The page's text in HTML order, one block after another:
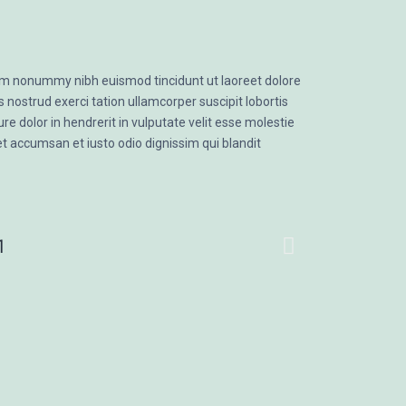
nonummy nibh euismod tincidunt ut laoreet dolore
exerci tation ullamcorper suscipit lobortis
dolor in hendrerit in vulputate velit esse molestie
accumsan et iusto odio dignissim qui blandit